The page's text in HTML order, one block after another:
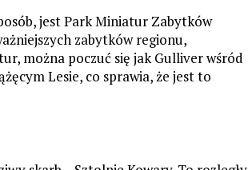
jest Park Miniatur Zabytków
zabytków regionu,
można poczuć się jak Gulliver wśród
Lesie, co sprawia, że jest to